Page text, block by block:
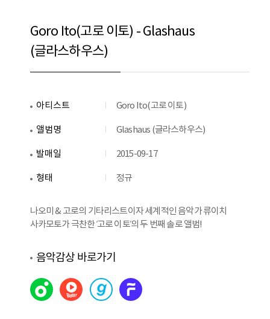
Goro Ito(고로 이토) - Glashaus
(글라스하우스)
아티스트 Goro Ito(고로 이토)
앨범명 Glashaus (글라스하우스)
발매일 2015-09-17
형태 정규
나오미 & 고로의 기타리스트이자 세계적인 음악가 류이치
사카모토가 극찬한 ‘고로 이토’의 두 번째 솔로 앨범!
음악감상 바로가기